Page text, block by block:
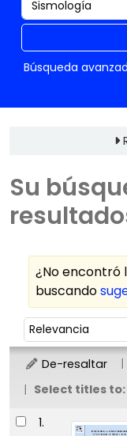
Búsqueda
Su
¿No encontró
buscando
Ordenar
Ordenar por:
De-resaltar
Select titles to:
Resultados
1.